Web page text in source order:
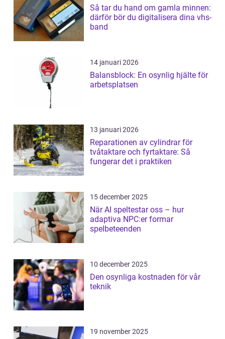
Så tar du hand om gamla minnen:
därför bör du digitalisera dina vhs-
band
14 januari 2026
Balansblock: En osynlig hjälte för
arbetsplatsen
13 januari 2026
Reparationen av cylindrar för
tvåtaktare och fyrtaktare: Så
fungerar det i praktiken
15 december 2025
När AI speltestar oss – hur
adaptiva NPC:er formar
spelbeteenden
10 december 2025
Den osynliga kostnaden för vår
teknik
19 november 2025